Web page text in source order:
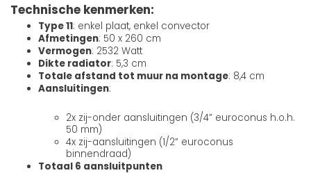
Technische kenmerken:
Type 11: enkel plaat, enkel convector
Afmetingen: 50 x 260 cm
Vermogen: 2532 Watt
Dikte radiator: 5,3 cm
Totale afstand tot muur na montage: 8,4 cm
Aansluitingen:
2x zij-onder aansluitingen (3/4” euroconus h.o.h.
50 mm)
4x zij-aansluitingen (1/2” euroconus
binnendraad)
Totaal 6 aansluitpunten